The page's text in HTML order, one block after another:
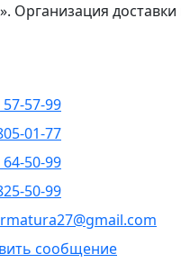
Организация
57-99
01-77
50-99
50-99
сообщение